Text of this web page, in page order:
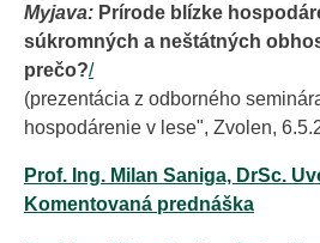
Myjava: Prírode blízke
súkromných a neštátných
prečo?/
(prezentácia z odborného
hospodárenie v lese", Zvolen,
Prof. Ing. Milan Saniga, DrSc.
Komentovaná prednáška